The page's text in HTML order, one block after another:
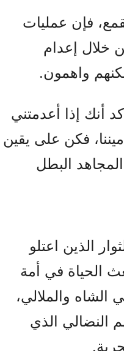
فإن عمليات
خلال إعدام
واهمون.
أنك إذا أعدمتني
فكن على يقين
البطل
الذين اعتلو
الحياة في أمة
الشاه والملالي،
النضالي الذي